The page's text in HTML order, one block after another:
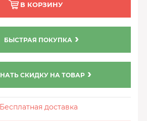
В КОРЗИНУ
БЫСТРАЯ ПОКУПКА
СКИДКУ НА ТОВАР
Бесплатная доставка